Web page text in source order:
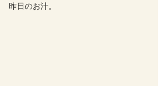
昨日のお汁。